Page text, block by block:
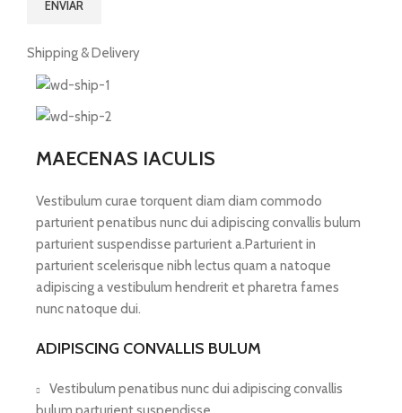
Shipping & Delivery
MAECENAS IACULIS
Vestibulum curae torquent diam diam commodo
parturient penatibus nunc dui adipiscing convallis bulum
parturient suspendisse parturient a.Parturient in
parturient scelerisque nibh lectus quam a natoque
adipiscing a vestibulum hendrerit et pharetra fames
nunc natoque dui.
ADIPISCING CONVALLIS BULUM
Vestibulum penatibus nunc dui adipiscing convallis